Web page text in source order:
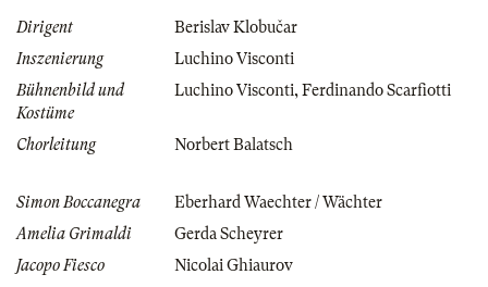
Dirigent
Berislav Klobučar
Inszenierung
Luchino Visconti
Bühnenbild und
Kostüme
Luchino Visconti,Ferdinando Scarfiotti
Chorleitung Norbert Balatsch
Simon Boccanegra
Eberhard Waechter / Wächter
Amelia Grimaldi
Gerda Scheyrer
Jacopo Fiesco
Nicolai Ghiaurov